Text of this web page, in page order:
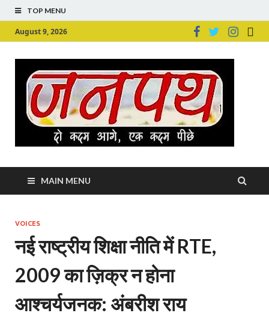
TOP MENU
August 9, 2026
MAIN MENU
VOICES
नई राष्ट्रीय शिक्षा नीति में RTE,
2009 का ज़िक्र न होना
आश्चर्यजनक: अंबरीश राय